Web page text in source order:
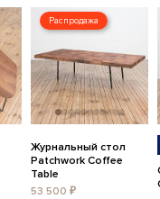
Распродажа
Журнальный стол
Patchwork Coffee
Table
53 500 ₽